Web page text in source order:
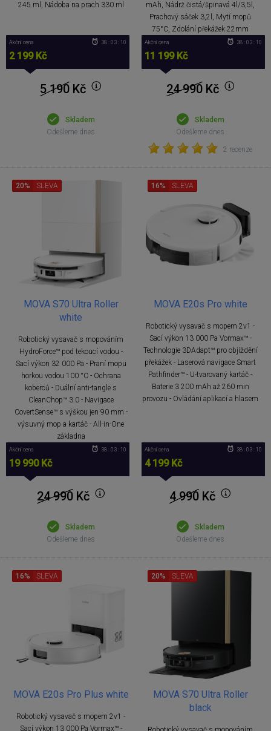
245 ml, Nádoba na prach 330 ml
Akční cena
2 199 Kč
38 : 03 : 09
5 190 Kč
Skladem
Odešleme dnes
mAh, Nádrž čistá/špinavá 4l/3,5l,
Prachový sáček 3,2l, Mytí mopů
75°C, Zdolání překážek 22mm
Akční cena
11 199 Kč
38 : 03 : 09
24 990Kč
Skladem
Odešleme dnes
2 recenze
MOVA S70 Ultra Roller
white
Robotický vysavač s mopováním
HydroForce™ pod tekoucí vodou -
Sací výkon 32 000 Pa - Praní mopu
horkou vodou 100 °C - Ochrana
koberců - Duální anti-tangle s
CleanChop™ 3.0 - Navigace
CovertSense™ s výškou jen 90 mm -
výsuvný mop a kartáč - All-in-One
základna
20% SLEVA
Akční cena
19 990 Kč
38 : 03 : 09
24 990Kč
Skladem
Odešleme dnes
MOVA E20s Pro white
Robotický vysavač s mopem 2v1 -
Sací výkon 13 000 Pa Vormax™ -
Technologie 3DAdapt™ pro objíždění
překážek - Laserová navigace Smart
Pathfinder™ - U-tvarovaný kartáč -
Baterie 3 200 mAh až 260 min
provozu - Ovládání aplikací a hlasem
16% SLEVA
Akční cena
4 199 Kč
38 : 03 : 09
4 990 Kč
Skladem
Odešleme dnes
MOVA E20s Pro Plus white
Robotický vysavač s mopem 2v1 -
Sací výkon 13 000 Pa Vormax™ -
16% SLEVA
MOVA S70 Ultra Roller
black
20% SLEVA